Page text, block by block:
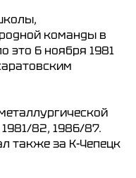
команды в
это 6 ноября 1981
82, 1986/87.
также за К-Чепецк